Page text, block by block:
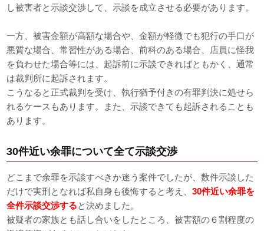
し被害者と示談交渉して、示談を成立させる必要があります。
一方、被害金額が高額な場合や、金額が軽微でも犯行の手口が
悪質な場合、常習性がある場合、前科のある場合、店員に怪我
を負わせた場合等には、起訴前に示談できればともかく、通常
は裁判所に起訴されます。
こうなると正式裁判を受け、執行猶予付きの有罪判決に処せら
れるケースもあります。また、示談できても起訴されることも
あります。
30件近い余罪について全て示談交渉
どこまで余罪を示談すべきか迷う案件でしたが、数件示談した
だけで実刑となれば私自身も後悔すると考え、30件近い余罪を
全件示談交渉すると決めました。
被疑者の家族とも話し合いをしたところ、被害額の６割程度の